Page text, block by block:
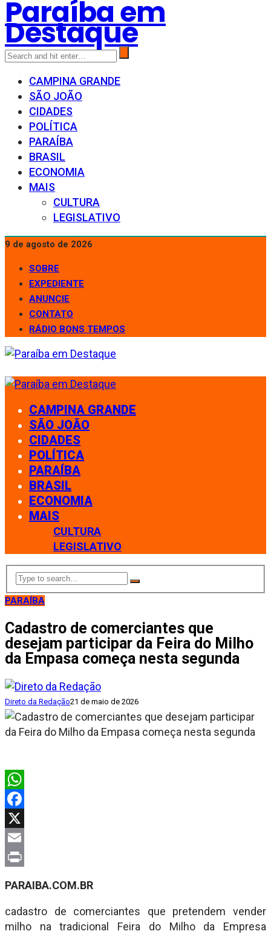
Paraíba em
Destaque
CAMPINA GRANDE
SÃO JOÃO
CIDADES
POLÍTICA
PARAÍBA
BRASIL
ECONOMIA
MAIS
CULTURA
LEGISLATIVO
9 de agosto de 2026
SOBRE
EXPEDIENTE
ANUNCIE
CONTATO
RÁDIO BONS TEMPOS
CAMPINA GRANDE
SÃO JOÃO
CIDADES
POLÍTICA
PARAÍBA
BRASIL
ECONOMIA
MAIS
CULTURA
LEGISLATIVO
PARAÍBA
Cadastro de comerciantes que
desejam participar da Feira do Milho
da Empasa começa nesta segunda
Direto da Redação21 de maio de 2026
WhatsApp
Facebook
X
Email
PARAIBA.COM.BR
cadastro de comerciantes que pretendem vender
milho na tradicional Feira do Milho da Empresa